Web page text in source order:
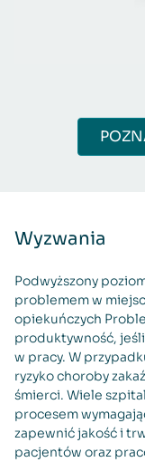
Wyzwania
Podwyższony
problemem w
opiekuńczych
produktywność,
w pracy. W
ryzyko choroby
śmierci. Wiele
procesem
zapewnić jakość i
pacjentów oraz